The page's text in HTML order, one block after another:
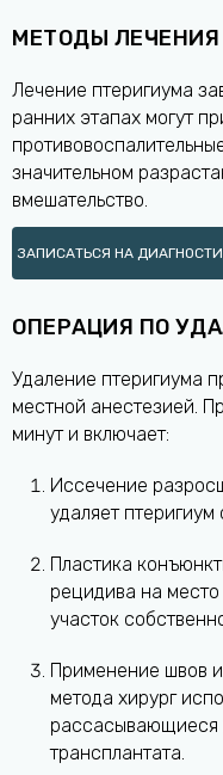
МЕТОДЫ
Лечение птеригиума
ранних этапах могут
значительном
вмешательство.
ЗАПИСАТЬСЯ НА
ОПЕРАЦИЯ ПО
Удаление птеригиума
местной анестезией.
минут и включает:
Иссечение
удаляет
Пластика
рецидива на
участок
Применение швов
метода хирург
рассасывающиеся
трансплантата.